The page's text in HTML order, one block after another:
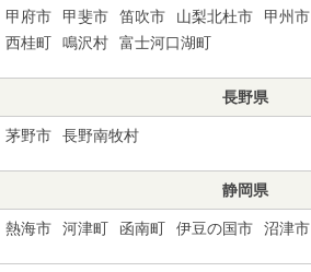
甲府市 甲斐市 笛吹市 山梨北杜市 甲州市
西桂町
鳴沢村 富士河口湖町
長野県
茅野市 長野南牧村
静岡県
熱海市 河津町 函南町 伊豆の国市 沼津市